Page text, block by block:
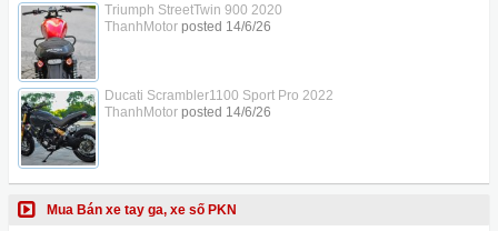
Triumph StreetTwin 900 2020
ThanhMotorposted 14/6/26
Ducati Scrambler1100 Sport Pro 2022
ThanhMotorposted 14/6/26
Mua Bán xe tay ga, xe số PKN